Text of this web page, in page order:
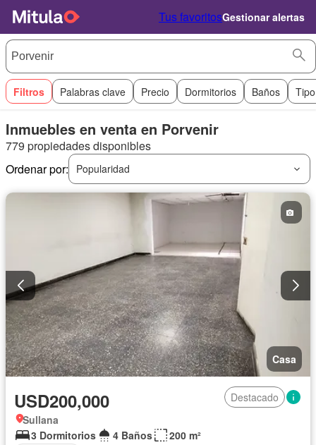
Tus favoritosGestionar alertas
Filtros Palabras clave Precio Dormitorios Baños
Inmuebles en venta en Porvenir
779 propiedades disponibles
Ordenar por:
Popularidad
Casa
USD200,000
Destacado
Sullana
3 Dormitorios
4 Baños
200 m²